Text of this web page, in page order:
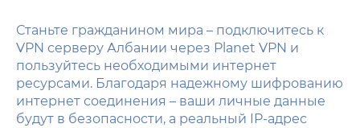
Станьте гражданином мира – подключитесь к
VPN серверу Албании через Planet VPN и
пользуйтесь необходимыми интернет
ресурсами. Благодаря надежному шифрованию
интернет соединения – ваши личные данные
будут в безопасности, а реальный IP-адрес